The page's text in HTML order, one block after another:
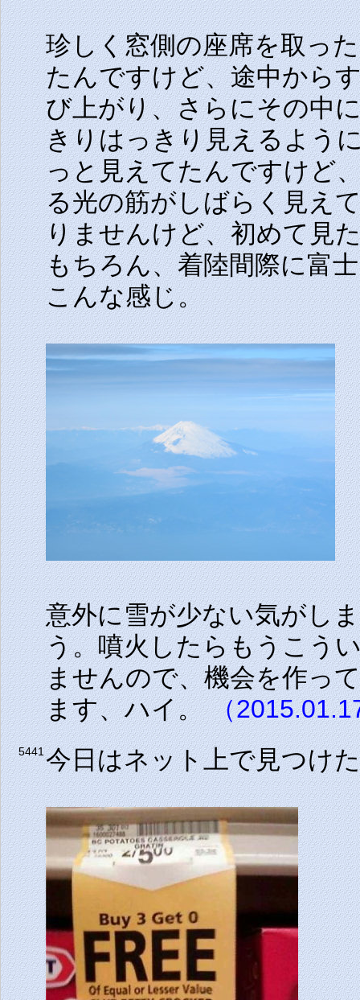
珍しく窓側の座席を取っ
たんですけど、途中から
び上がり、さらにその中
きりはっきり見えるよう
っと見えてたんですけど
る光の筋がしばらく見え
りませんけど、初めて見
もちろん、着陸間際に富
こんな感じ。
意外に雪が少ない気がし
う。噴火したらもうこう
ませんので、機会を作っ
ます、ハイ。（
5441今日はネット上で見つけ